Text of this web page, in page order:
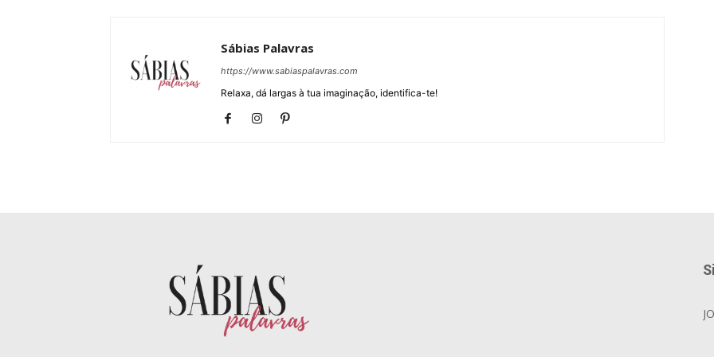
Sábias Palavras
https://www.sabiaspalavras.com
Relaxa, dá largas à tua imaginação, identifica-te!